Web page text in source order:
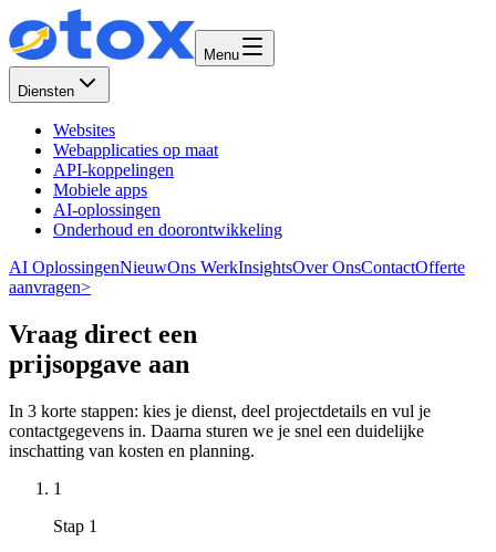
Menu
Diensten
Websites
Webapplicaties op maat
API-koppelingen
Mobiele apps
AI-oplossingen
Onderhoud en doorontwikkeling
AI OplossingenNieuwOns WerkInsightsOver OnsContactOfferte
aanvragen>
Vraag direct een
prijsopgave aan
In 3 korte stappen: kies je dienst, deel projectdetails en vul je
contactgegevens in. Daarna sturen we je snel een duidelijke
inschatting van kosten en planning.
1
Stap 1